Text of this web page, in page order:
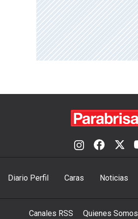
Diario Perfil Caras Noticias
Canales RSS Quienes Somos